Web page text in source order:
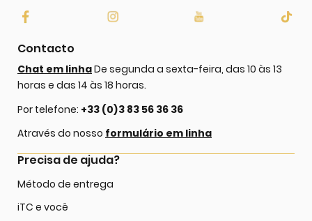
Contacto
Chat em linhaDe segunda a sexta-feira, das 10 às 13
horas e das 14 às 18 horas.
Por telefone: +33 (0)3 83 56 36 36
Através do nosso formulário em linha
Precisa de ajuda?
Método de entrega
iTC e você